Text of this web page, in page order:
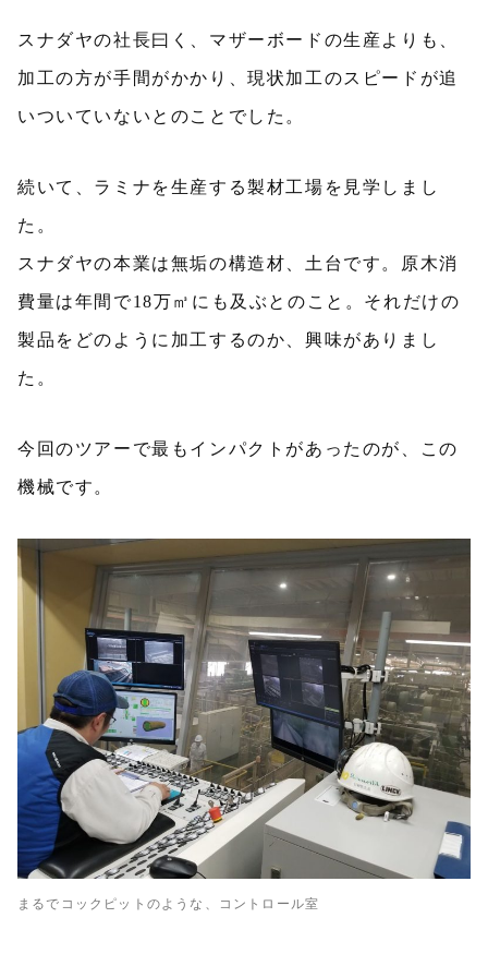
スナダヤの社長曰く、マザーボードの生産よりも、
加工の方が手間がかかり、現状加工のスピードが追
いついていないとのことでした。
続いて、ラミナを生産する製材工場を見学しまし
た。
スナダヤの本業は無垢の構造材、土台です。原木消
費量は年間で18万㎥にも及ぶとのこと。それだけの
製品をどのように加工するのか、興味がありまし
た。
今回のツアーで最もインパクトがあったのが、この
機械です。
まるでコックピットのような、コントロール室